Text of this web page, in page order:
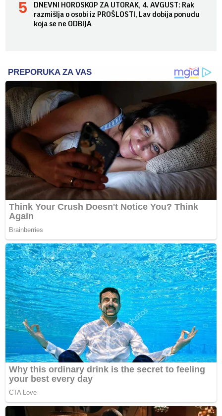
DNEVNI HOROSKOP ZA UTORAK, 4. AVGUST: Rak
razmišlja o osobi iz PROŠLOSTI, Lav dobija ponudu
koja se ne ODBIJA